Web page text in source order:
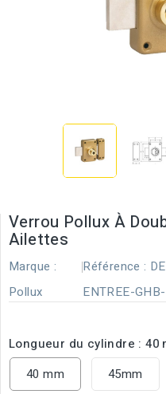
Verrou Pollux À
Ailettes
Marque :
Pollux
Référence :
ENTREE-
Longueur du cylindre : 40
40 mm
45mm